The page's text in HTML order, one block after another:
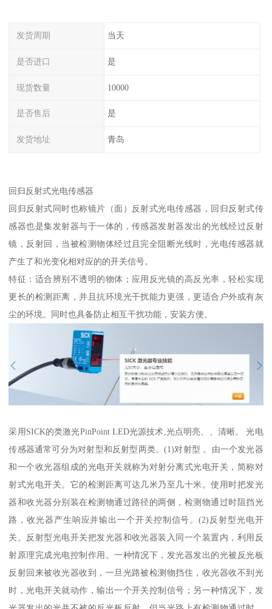
发货周期 当天
是否进口 是
现货数量 10000
是否售后 是
发货地址 青岛
回归反射式光电传感器
回归反射式同时也称镜片（面）反射式光电传感器，回归反射式传
感器也是集发射器与于一体的，传感器发射器发出的光线经过反射
镜，反射回，当被检测物体经过且完全阻断光线时，光电传感器就
产生了和光变化相对应的的开关信号。
特征：适合辨别不透明的物体；应用反光镜的高反光率，轻松实现
更长的检测距离，并且抗环境光干扰能力更强，更适合户外或有灰
尘的环境。同时也具备防止相互干扰功能，安装方便。
采用SICK的类激光PinPoint LED光源技术,光点明亮、、清晰。 光电
传感器通常可分为对射型和反射型两类。(1)对射型 。由一个发光器
和一个收光器组成的光电开关就称为对射分离式光电开关，简称对
射式光电开关。它的检测距离可达几米乃至几十米。使用时把发光
器和收光器分别装在检测物通过路径的两侧，检测物通过时阻挡光
路，收光器产生响应并输出一个开关控制信号。(2)反射型光电开
关。反射型光电开关把发光器和收光器装入同一个装置内，利用反
射原理完成光电控制作用。一种情况下，发光器发出的光被反光板
反射回来被收光器收到，一旦光路被检测物挡住，收光器收不到光
时，光电开关就动作，输出一个开关控制信号；另一种情况下，发